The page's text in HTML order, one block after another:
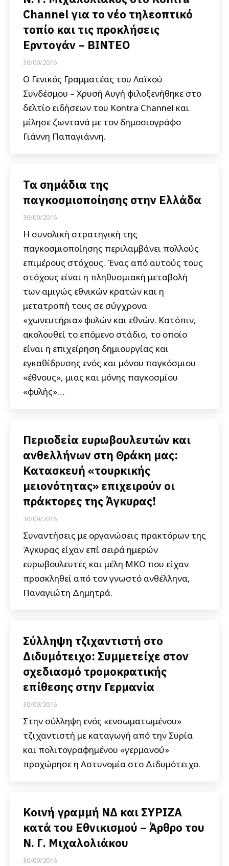
Channel για το νέο τηλεοπτικό
τοπίο και τις προκλήσεις
Ερντογάν – ΒΙΝΤΕΟ
30/09/2016
Ο Γενικός Γραμματέας του Λαϊκού
Συνδέσμου – Χρυσή Αυγή φιλοξενήθηκε στο
δελτίο ειδήσεων του Kontra Channel και
μίλησε ζωντανά με τον δημοσιογράφο
Γιάννη Παπαγιάννη.
Τα σημάδια της
παγκοσμιοποίησης στην Ελλάδα
30/09/2016
Η συνολική στρατηγική της
παγκοσμιοποίησης περιλαμβάνει πολλούς
επιμέρους στόχους. Ένας από αυτούς τους
στόχους είναι η πληθυσμιακή μεταβολή
των αμιγώς εθνικών κρατών και η
μετατροπή τους σε σύγχρονα
«χωνευτήρια» φυλών και εθνών. Κατόπιν,
ακολουθεί το επόμενο στάδιο, το οποίο
είναι η επιχείρηση δημιουργίας και
εγκαθίδρυσης ενός και μόνου παγκόσμιου
«έθνους», μιας και μόνης παγκοσμίου
«φυλής»…
Περιοδεία ευρωβουλευτών και
ανθελλήνων στη Θράκη μας:
Κατασκευή «τουρκικής
μειονότητας» επιχειρούν οι
πράκτορες της Άγκυρας!
30/09/2016
Συναντήσεις με οργανώσεις πρακτόρων της
Άγκυρας είχαν επί σειρά ημερών
ευρωβουλευτές και μέλη ΜΚΟ που είχαν
προσκληθεί από τον γνωστό ανθέλληνα,
Παναγιώτη Δημητρά.
Σύλληψη τζιχαντιστή στο
Διδυμότειχο: Συμμετείχε στον
σχεδιασμό τρομοκρατικής
επίθεσης στην Γερμανία
30/09/2016
Στην σύλληψη ενός «ενσωματωμένου»
τζιχαντιστή με καταγωγή από την Συρία
και πολιτογραφημένου «γερμανού»
προχώρησε η Αστυνομία στο Διδυμότειχο.
Κοινή γραμμή ΝΔ και ΣΥΡΙΖΑ
κατά του Εθνικισμού – Άρθρο του
Ν. Γ. Μιχαλολιάκου
30/09/2016